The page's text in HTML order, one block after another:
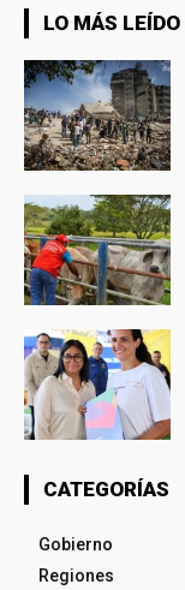
LO MÁS LEÍDO
CATEGORÍAS
Gobierno
Regiones